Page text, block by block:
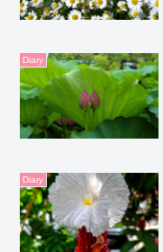
Diary
Diary